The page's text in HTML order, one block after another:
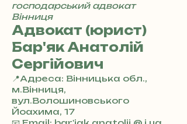
господарський адвокат
Вінниця
Адвокат (юрист)
Бар'як Анатолій
Сергійович
📍Адреса: Вінницька обл.,
м.Вінниця,
вул.Волошиновського
Йоахима, 17
+